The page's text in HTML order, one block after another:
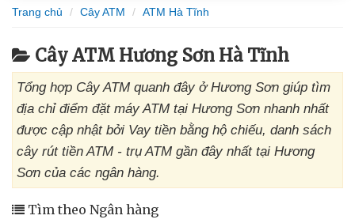
Trang chủ Cây ATM ATM Hà Tĩnh
Cây ATM Hương Sơn Hà Tĩnh
Tổng hợp Cây ATM quanh đây ở Hương Sơn giúp tìm
địa chỉ điểm đặt máy ATM tại Hương Sơn nhanh nhất
được cập nhật bởi Vay tiền bằng hộ chiếu, danh sách
cây rút tiền ATM - trụ ATM gần đây nhất tại Hương
Sơn của các ngân hàng.
Tìm theo Ngân hàng